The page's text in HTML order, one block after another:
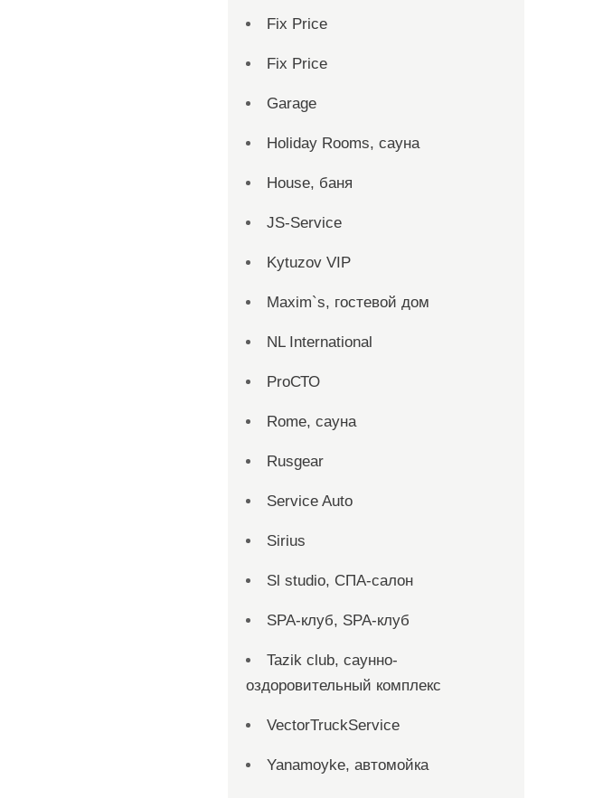
Fix Price
Fix Price
Garage
Holiday Rooms, сауна
House, баня
JS-Service
Kytuzov VIP
Maxim`s, гостевой дом
NL International
ProСТО
Rome, сауна
Rusgear
Service Auto
Sirius
Sl studio, СПА-салон
SPA-клуб, SPA-клуб
Tazik club, саунно-
оздоровительный комплекс
VectorTruckService
Yanamoyke, автомойка